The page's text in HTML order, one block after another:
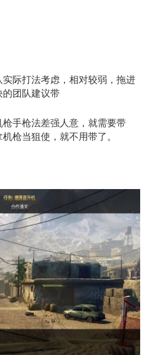
际打法考虑，相对较弱，拖进
的团队建议带
手枪法差强人意，就需要带
枪当狙使，就不用带了。